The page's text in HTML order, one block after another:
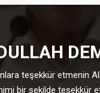
teşekkür etmenin
bir şekilde teşekkür